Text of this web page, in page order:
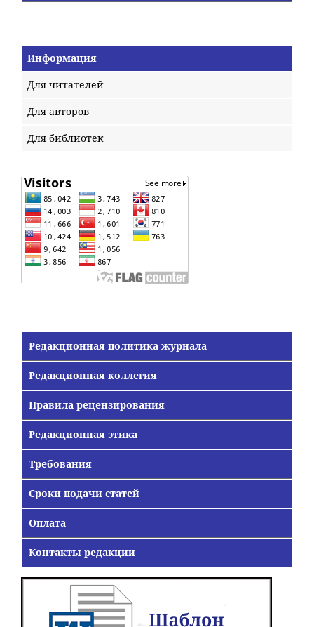
Информация
Для читателей
Для авторов
Для библиотек
Редакционная политика журнала
Редакционная коллегия
Правила рецензирования
Редакционная этика
Требования
Сроки подачи статей
Оплата
Контакты редакции